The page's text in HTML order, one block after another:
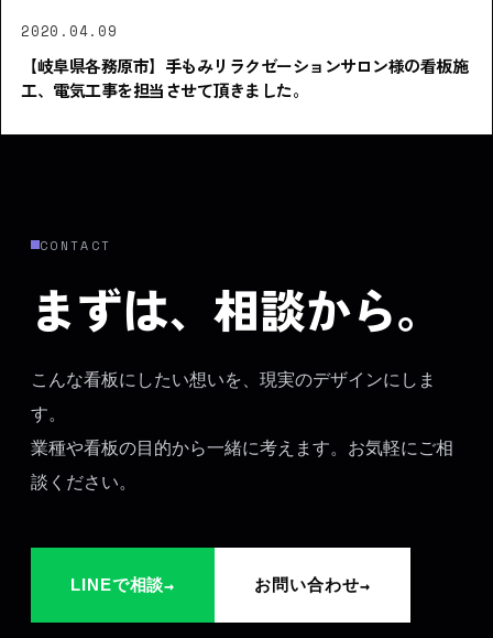
2020.04.09
【岐阜県各務原市】手もみリラクゼーションサロン様の看板施
工、電気工事を担当させて頂きました。
CONTACT
まずは、相談から。
こんな看板にしたい想いを、現実のデザインにしま
す。
業種や看板の目的から一緒に考えます。お気軽にご相
談ください。
LINEで相談→ お問い合わせ→